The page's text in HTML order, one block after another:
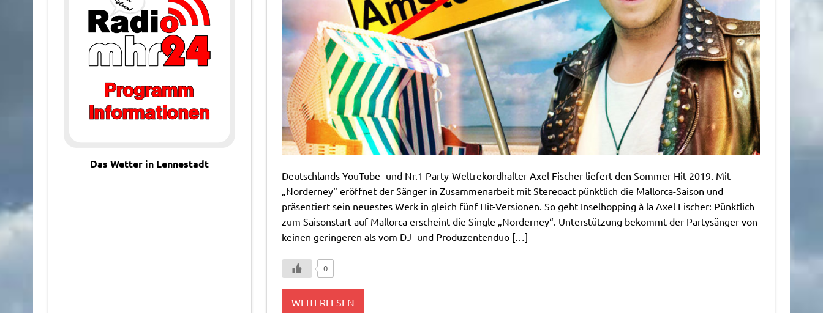
Deutschlands YouTube- und Nr.1 Party-Weltrekordhalter Axel Fischer liefert den Sommer-Hit 2019. Mit
„Norderney“ eröffnet der Sänger in Zusammenarbeit mit Stereoact pünktlich die Mallorca-Saison und
präsentiert sein neuestes Werk in gleich fünf Hit-Versionen. So geht Inselhopping à la Axel Fischer: Pünktlich
zum Saisonstart auf Mallorca erscheint die Single „Norderney“. Unterstützung bekommt der Partysänger von
keinen geringeren als vom DJ- und Produzentenduo […]
0
WEITERLESEN
Das Wetter in Lennestadt